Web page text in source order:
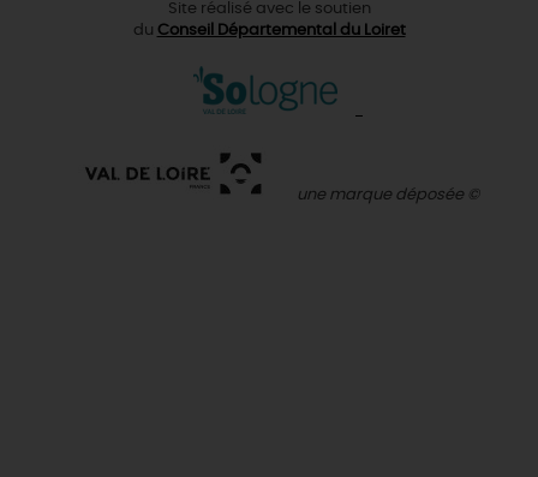
Site réalisé avec le soutien
du Conseil Départemental du Loiret
une marque déposée ©